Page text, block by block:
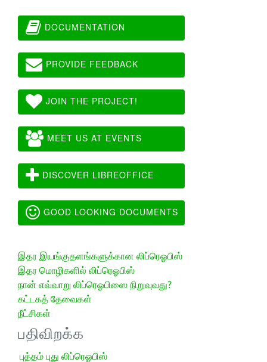
DOCUMENTATION
PROVIDE FEEDBACK
JOIN THE PROJECT!
MEET US AT EVENTS
DISCOVER LIBREOFFICE
GOOD LOOKING DOCUMENTS
இதர இயங்குதளங்களுக்கான லிப்ரெஓபிஸ்
இதர மொழிகளில் லிப்ரெஓபிஸ்
நான் எவ்வாறு லிப்ரெஓபிஸை நிறுவுவது?
கட்டகத் தேவைகள்
நீட்சிகள்
பதிவிறக்க
புத்தம் புது லிப்ரெஓபிஸ்